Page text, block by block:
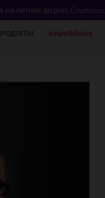
на летних акциях